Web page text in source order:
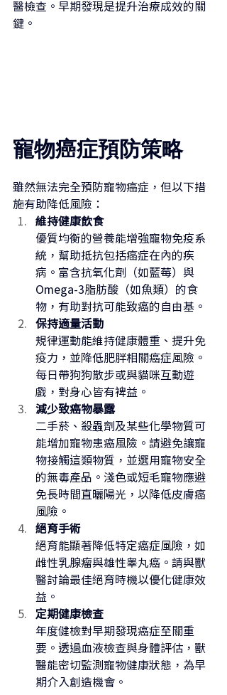
醫檢查。早期發現是提升治療成效的關
鍵。
寵物癌症預防策略
雖然無法完全預防寵物癌症，但以下措
施有助降低風險：
維持健康飲食
優質均衡的營養能增強寵物免疫系
統，幫助抵抗包括癌症在內的疾
病。富含抗氧化劑（如藍莓）與
Omega-3脂肪酸（如魚類）的食
物，有助對抗可能致癌的自由基。
保持適量活動
規律運動能維持健康體重、提升免
疫力，並降低肥胖相關癌症風險。
每日帶狗狗散步或與貓咪互動遊
戲，對身心皆有裨益。
減少致癌物暴露
二手菸、殺蟲劑及某些化學物質可
能增加寵物患癌風險。請避免讓寵
物接觸這類物質，並選用寵物安全
的無毒產品。淺色或短毛寵物應避
免長時間直曬陽光，以降低皮膚癌
風險。
絕育手術
絕育能顯著降低特定癌症風險，如
雌性乳腺瘤與雄性睾丸癌。請與獸
醫討論最佳絕育時機以優化健康效
益。
定期健康檢查
年度健檢對早期發現癌症至關重
要。透過血液檢查與身體評估，獸
醫能密切監測寵物健康狀態，為早
期介入創造機會。